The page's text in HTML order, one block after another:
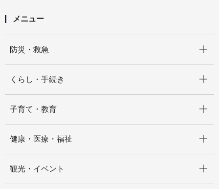
メニュー
防災・救急
くらし・手続き
子育て・教育
健康・医療・福祉
観光・イベント